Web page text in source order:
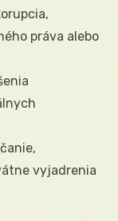
práva alebo
vyjadrenia